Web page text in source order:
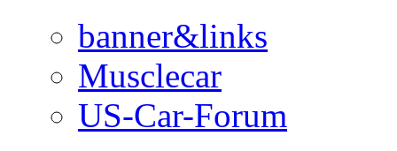
banner&links
Musclecar
US-Car-Forum